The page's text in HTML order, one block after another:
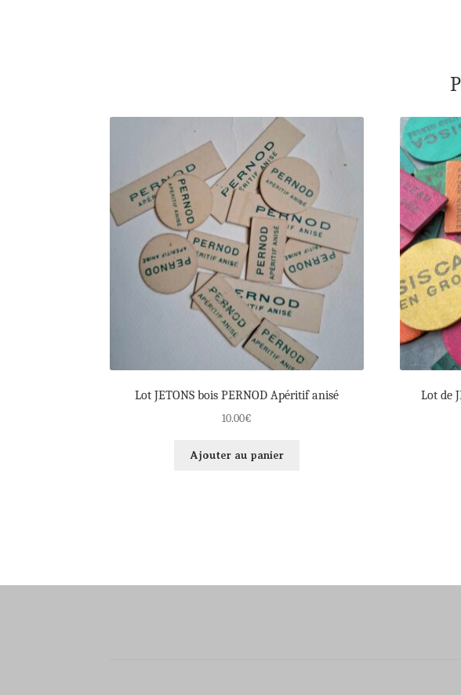
Lot JETONS bois PERNOD Apéritif anisé
10.00€
Ajouter au panier
Lot de